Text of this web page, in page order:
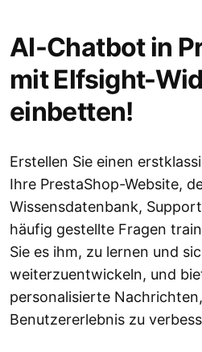
AI-Chatbot in
mit Elfsight-
einbetten!
Erstellen Sie einen
Ihre PrestaShop-Website,
Wissensdatenbank,
häufig gestellte Fragen
Sie es ihm, zu lernen und
weiterzuentwickeln, und
personalisierte
Benutzererlebnis zu